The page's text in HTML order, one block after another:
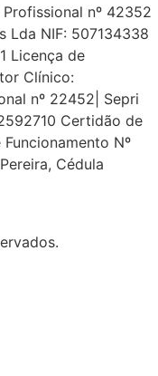
nº 42352
Lda NIF: 507134338
Licença de
Clínico:
nº 22452| Sepri
Certidão de
Nº
Cédula